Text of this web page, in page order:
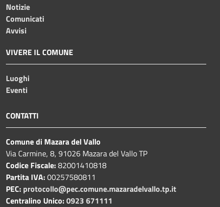
Notizie
Comunicati
Avvisi
VIVERE IL COMUNE
Luoghi
Eventi
CONTATTI
Comune di Mazara del Vallo
Via Carmine, 8, 91026 Mazara del Vallo TP
Codice Fiscale:82001410818
Partita IVA:00257580811
PEC: protocollo@pec.comune.mazaradelvallo.tp.it
Centralino Unico:0923 671111